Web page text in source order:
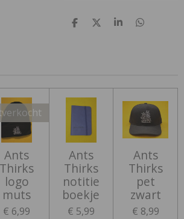
D
D
S
D
Ants
Thirks
logo
muts
€ 6,99
Ants
Thirks
notitie
boekje
€ 5,99
Ants
Thirks
pet
zwart
€ 8,99